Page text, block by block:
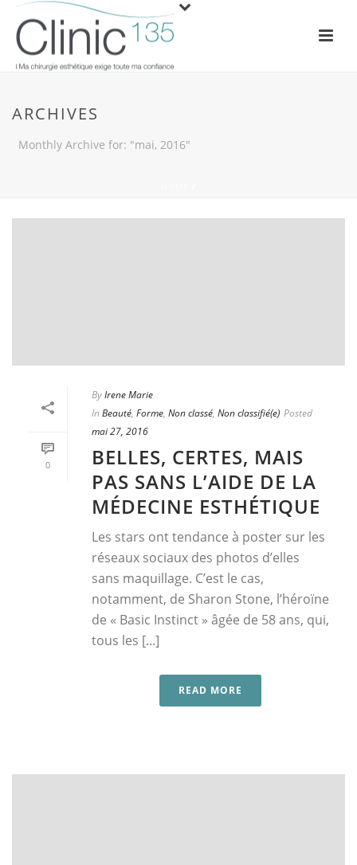
ARCHIVES
Monthly Archive for: "mai, 2016"
0
ByIrene Marie
In Beauté, Forme, Non classé, Non classifié(e) Posted
mai 27, 2016
BELLES, CERTES, MAIS
PAS SANS L’AIDE DE LA
MÉDECINE ESTHÉTIQUE
Les stars ont tendance à poster sur les
réseaux sociaux des photos d’elles
sans maquillage. C’est le cas,
notamment, de Sharon Stone, l’héroïne
de « Basic Instinct » âgée de 58 ans, qui,
tous les [...]
READ MORE